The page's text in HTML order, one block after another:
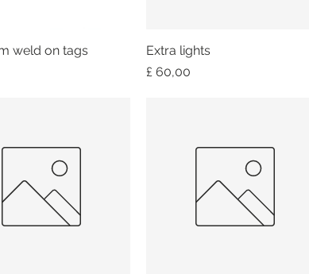
Snel overzicht
weld on tags
Snel overzicht
Extra lights
Prijs
£ 60,00